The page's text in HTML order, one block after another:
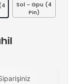
Sol - Gpu (4
Pin)